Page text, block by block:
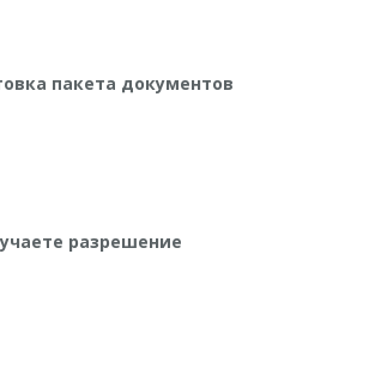
пакета документов
разрешение